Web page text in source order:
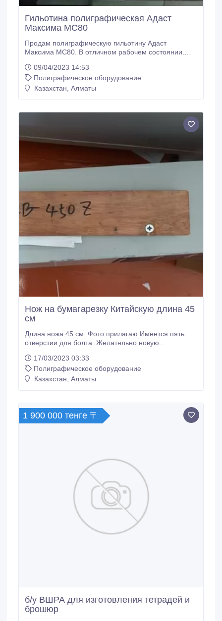
Гильотина полиграфическая Адаст
Максима МС80
Продам полиграфическую гильотину Адаст
Максима МС80. В отличном рабочем состоянии.
раздувом. Программируемое программное
управление. В очень хорошем состоянии. Фото
взято из интернета. Гильотина аналогичная..
09/04/2023 14:53
Полиграфическое оборудование
Казахстан, Алматы
Нож на бумагарезку Китайскую длина 45
см
Длина ножа 45 см. Фото прилагаю.Имеется пять
отверстии для болта. Желатнльно новую..
17/03/2023 03:33
Полиграфическое оборудование
Казахстан, Алматы
1 900 000 тенге 〒
б/у ВШРА для изготовления тетрадей и
брошюр